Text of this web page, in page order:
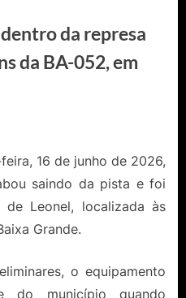
da represa
da BA-052, em
16 de junho de 2026,
saindo da pista e foi
Leonel, localizada às
Grande.
o equipamento
do município quando